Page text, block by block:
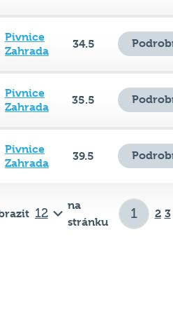
Pivnice
Zahrada
34.5
Pivnice
Zahrada
35.5
Pivnice
Zahrada
39.5
na
stránku
2 3